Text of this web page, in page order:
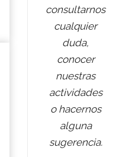
consultarnos
cualquier
duda,
conocer
nuestras
actividades
o hacernos
alguna
sugerencia.